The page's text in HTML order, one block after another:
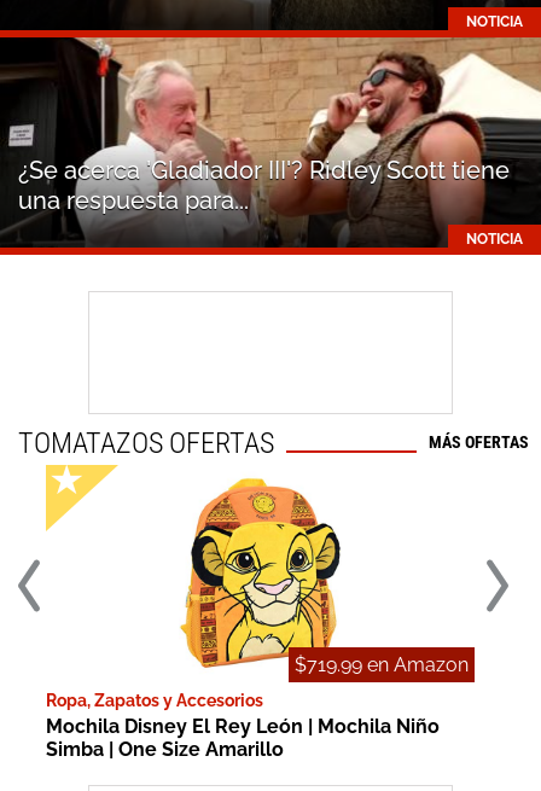
NOTICIA
LEER +
NOTICIA
¿Se acerca 'Gladiador III'? Ridley Scott tiene
una respuesta para...
TOMATAZOS OFERTAS MÁS OFERTAS
$719.99 en Amazon
Ropa, Zapatos y Accesorios
Mochila Disney El Rey León | Mochila Niño
Simba | One Size Amarillo